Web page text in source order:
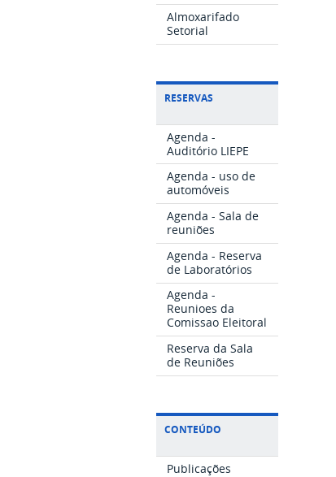
Almoxarifado
Setorial
RESERVAS
Agenda -
Auditório LIEPE
Agenda - uso de
automóveis
Agenda - Sala de
reuniões
Agenda - Reserva
de Laboratórios
Agenda -
Reunioes da
Comissao Eleitoral
Reserva da Sala
de Reuniões
CONTEÚDO
Publicações